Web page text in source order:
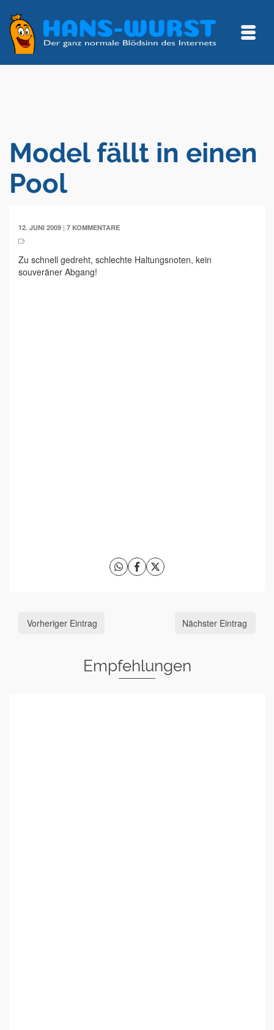
Model fällt in einen
Pool
12. JUNI 2009 | 7 KOMMENTARE
Zu schnell gedreht, schlechte Haltungsnoten, kein
souveräner Abgang!
Vorheriger Eintrag Nächster Eintrag
Empfehlungen